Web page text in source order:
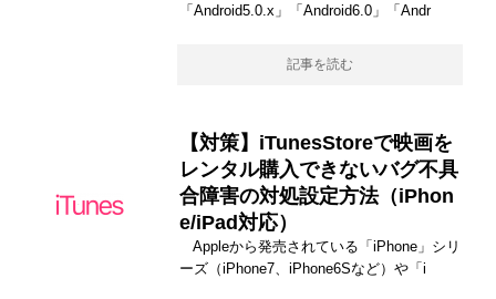
「Android5.0.x」「Android6.0」「Andr
記事を読む
【対策】iTunesStoreで映画を
レンタル購入できないバグ不具
合障害の対処設定方法（iPhon
e/iPad対応）
Appleから発売されている「iPhone」シリ
ーズ（iPhone7、iPhone6Sなど）や「i